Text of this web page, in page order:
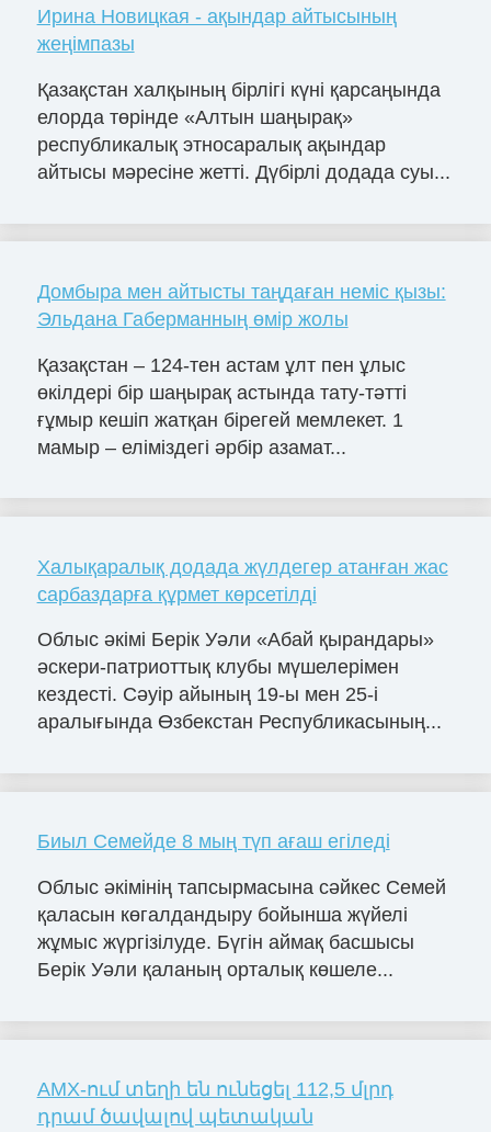
Ирина Новицкая - ақындар айтысының
жеңімпазы
Қазақстан халқының бірлігі күні қарсаңында
елорда төрінде «Алтын шаңырақ»
республикалық этносаралық ақындар
айтысы мәресіне жетті. Дүбірлі додада суы...
Домбыра мен айтысты таңдаған неміс қызы:
Эльдана Габерманның өмір жолы
Қазақстан – 124-тен астам ұлт пен ұлыс
өкілдері бір шаңырақ астында тату-тәтті
ғұмыр кешіп жатқан бірегей мемлекет. 1
мамыр – еліміздегі әрбір азамат...
Халықаралық додада жүлдегер атанған жас
сарбаздарға құрмет көрсетілді
Облыс әкімі Берік Уәли «Абай қырандары»
әскери-патриоттық клубы мүшелерімен
кездесті. Сәуір айының 19-ы мен 25-і
аралығында Өзбекстан Республикасының...
Биыл Семейде 8 мың түп ағаш егіледі
Облыс әкімінің тапсырмасына сәйкес Семей
қаласын көгалдандыру бойынша жүйелі
жұмыс жүргізілуде. Бүгін аймақ басшысы
Берік Уәли қаланың орталық көшеле...
AMX-ում տեղի են ունեցել 112,5 մլրդ
դրամ ծավալով պետական